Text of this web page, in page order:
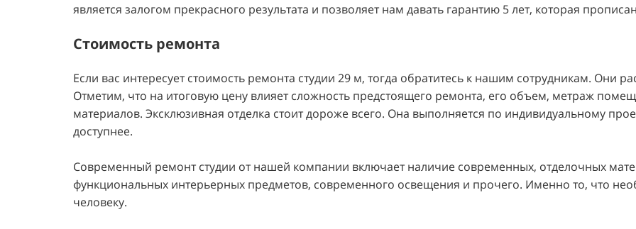
является залогом прекрасного результата и позволяет нам давать гарантию 5 лет, которая
Стоимость ремонта
Если вас интересует стоимость ремонта студии 29 м, тогда обратитесь к нашим сотрудникам. Они
Отметим, что на итоговую цену влияет сложность предстоящего ремонта, его объем, метраж
материалов. Эксклюзивная отделка стоит дороже всего. Она выполняется по индивидуальному
доступнее.
Современный ремонт студии от нашей компании включает наличие современных, отделочных
функциональных интерьерных предметов, современного освещения и прочего. Именно то, что
человеку.